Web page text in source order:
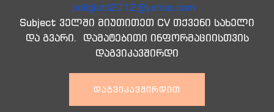
poligloti2012@yahoo.com
Subject ველში მიუთითეთ CV თქვენი სახელი
და გვარი. დამატებითი ინფორმაციისთვის
დაგვიკავშირდი
ᲓᲐᲒᲕᲘᲙᲐᲕᲨᲘᲠᲓᲘᲗ